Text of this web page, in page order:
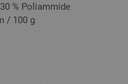
% Poliammide
/ 100 g